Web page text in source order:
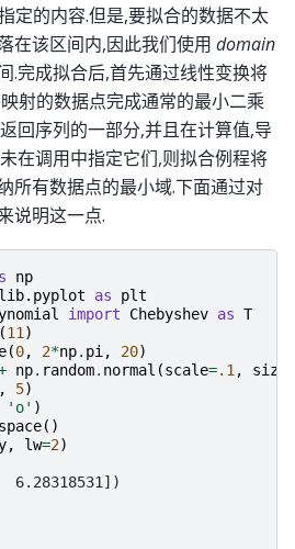
定的内容.但是,要拟合的数据不太
在该区间内,因此我们使用 domain
.完成拟合后,首先通过线性变换将
射的数据点完成通常的最小二乘
回序列的一部分,并且在计算值,导
在调用中指定它们,则拟合例程将
所有数据点的最小域.下面通过对
说明这一点.
np
as
plt
import Chebyshev as T
(11 )
(0, 2*np. pi , 20)
np. random. normal (scale=.1 , size
, 5)
'o' )
()
, lw=2)